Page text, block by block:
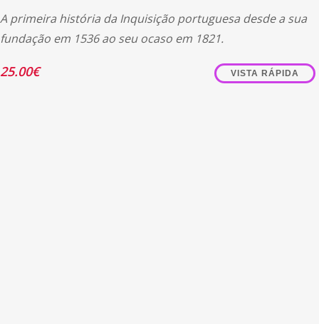
A primeira história da Inquisição portuguesa desde a sua
fundação em 1536 ao seu ocaso em 1821.
25.00€ VISTA RÁPIDA